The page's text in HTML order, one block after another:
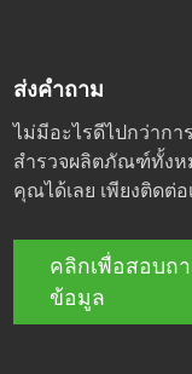
ส่งคำถาม
ไม่มีอะไรดีไปกว่าก
สำรวจผลิตภัณฑ์ทั้งห
คุณได้เลย เพียงติดต่
คลิกเพื่อสอบถ
ข้อมูล